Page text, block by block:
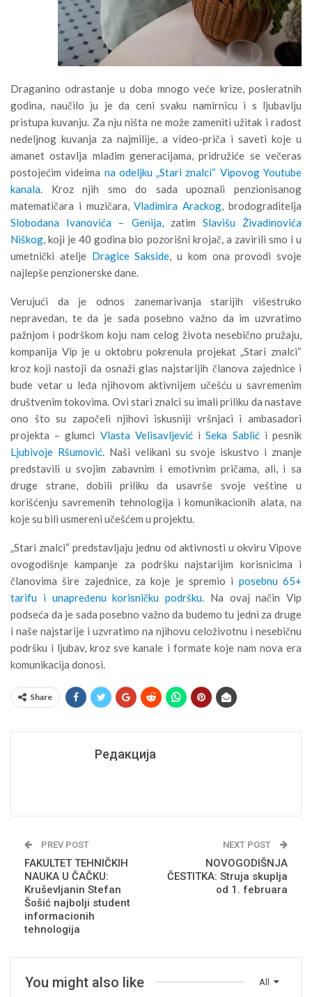
Draganino odrastanje u doba mnogo veće krize, posleratnih
godina, naučilo ju je da ceni svaku namirnicu i s ljubavlju
pristupa kuvanju. Za nju ništa ne može zameniti užitak i radost
nedeljnog kuvanja za najmilije, a video-priča i saveti koje u
amanet ostavlja mlađim generacijama, pridružiće se večeras
postojećim videima na odeljku „Stari znalci“ Vipovog Youtube
kanala. Kroz njih smo do sada upoznali penzionisanog
matematičara i muzičara,Vladimira Arackog, brodograditelja
Slobodana Ivanovića – Genija, zatim Slavišu Živadinovića
Niškog, koji je 40 godina bio pozorišni krojač, a zavirili smo i u
umetnički atelje Dragice Sakside, u kom ona provodi svoje
najlepše penzionerske dane.
Verujući da je odnos zanemarivanja starijih višestruko
nepravedan, te da je sada posebno važno da im uzvratimo
pažnjom i podrškom koju nam celog života nesebično pružaju,
kompanija Vip je u oktobru pokrenula projekat „Stari znalci“
kroz koji nastoji da osnaži glas najstarijih članova zajednice i
bude vetar u leđa njihovom aktivnijem učešću u savremenim
društvenim tokovima. Ovi stari znalci su imali priliku da nastave
ono što su započeli njihovi iskusniji vršnjaci i ambasadori
projekta – glumci Vlasta VelisavljevićiSeka Sablići pesnik
Ljubivoje Ršumović. Naši velikani su svoje iskustvo i znanje
predstavili u svojim zabavnim i emotivnim pričama, ali, i sa
druge strane, dobili priliku da usavrše svoje veštine u
korišćenju savremenih tehnologija i komunikacionih alata, na
koje su bili usmereni učešćem u projektu.
„Stari znalci“ predstavljaju jednu od aktivnosti u okviru Vipove
ovogodišnje kampanje za podršku najstarijim korisnicima i
članovima šire zajednice, za koje je spremio i posebnu 65+
tarifu i unapređenu korisničku podršku. Na ovaj način Vip
podseća da je sada posebno važno da budemo tu jedni za druge
i naše najstarije i uzvratimo na njihovu celoživotnu i nesebičnu
podršku i ljubav, kroz sve kanale i formate koje nam nova era
komunikacija donosi.
Share
Редакција
PREV POST
FAKULTET TEHNIČKIH
NAUKA U ČAČKU:
Kruševljanin Stefan
Šošić najbolji student
informacionih
tehnologija
NEXT POST
NOVOGODIŠNJA
ČESTITKA: Struja skuplja
od 1. februara
All
You might also like